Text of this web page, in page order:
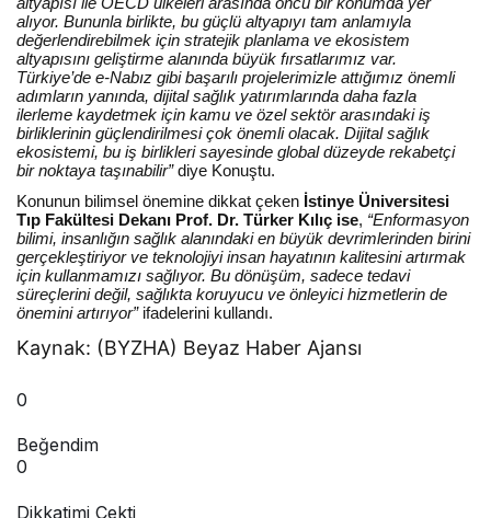
alıyor. Bununla birlikte, bu güçlü altyapıyı tam anlamıyla
değerlendirebilmek için stratejik planlama ve ekosistem
altyapısını geliştirme alanında büyük fırsatlarımız var.
Türkiye’de e-Nabız gibi başarılı projelerimizle attığımız önemli
adımların yanında, dijital sağlık yatırımlarında daha fazla
ilerleme kaydetmek için kamu ve özel sektör arasındaki iş
birliklerinin güçlendirilmesi çok önemli olacak. Dijital sağlık
ekosistemi, bu iş birlikleri sayesinde global düzeyde rekabetçi
bir noktaya taşınabilir”diye Konuştu.
Konunun bilimsel önemine dikkat çeken İstinye Üniversitesi
Tıp Fakültesi Dekanı Prof. Dr. Türker Kılıç ise, “Enformasyon
bilimi, insanlığın sağlık alanındaki en büyük devrimlerinden birini
gerçekleştiriyor ve teknolojiyi insan hayatının kalitesini artırmak
için kullanmamızı sağlıyor. Bu dönüşüm, sadece tedavi
süreçlerini değil, sağlıkta koruyucu ve önleyici hizmetlerin de
önemini artırıyor”ifadelerini kullandı.
Kaynak: (BYZHA) Beyaz Haber Ajansı
0
Beğendim
0
Dikkatimi Çekti